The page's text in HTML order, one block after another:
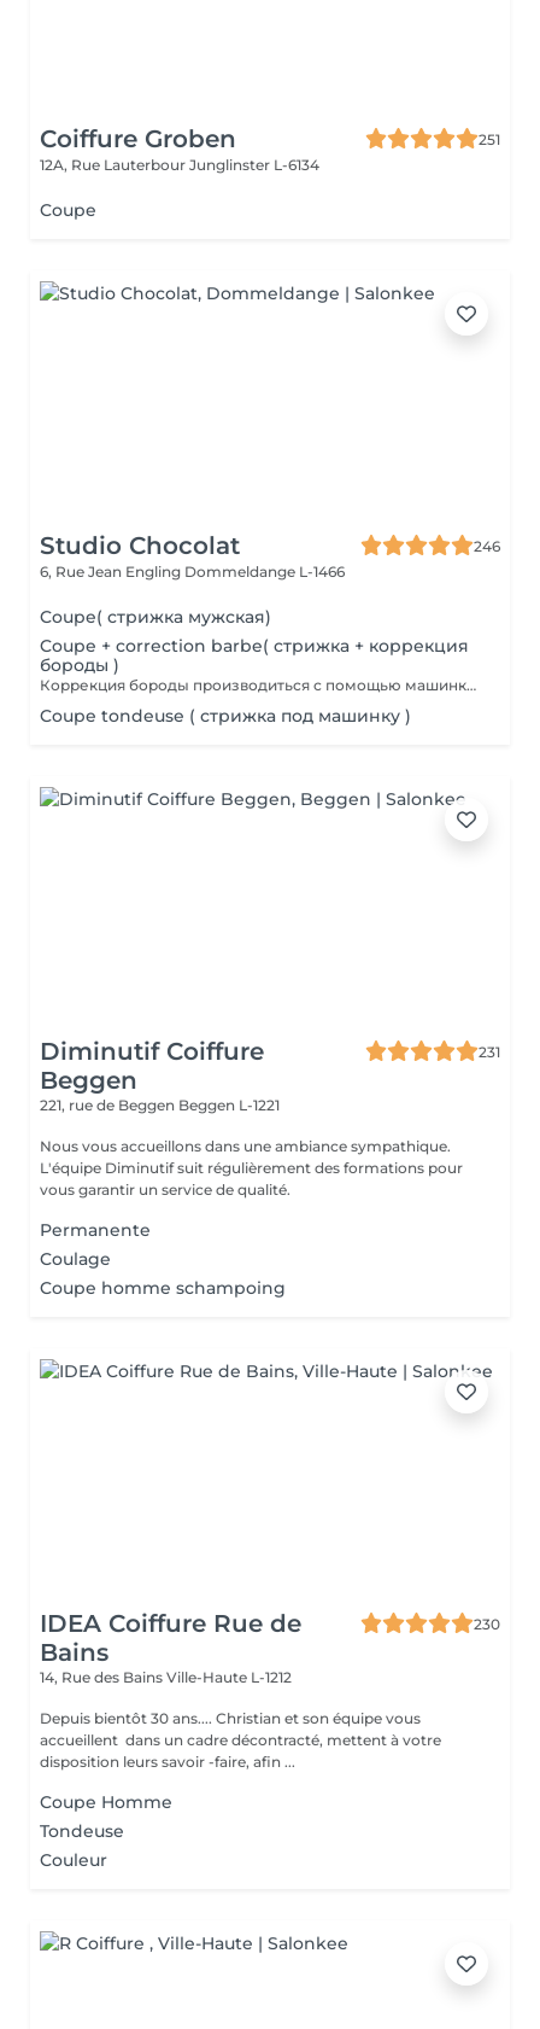
Coiffure Groben
251
12A, Rue Lauterbour Junglinster L-6134
Coupe
Studio Chocolat
246
6, Rue Jean Engling Dommeldange L-1466
Coupe( стрижка мужская)
Coupe + correction barbe( стрижка + коррекция
бороды )
Коррекция бороды производиться с помощью машинки для стрижки волос.
Coupe tondeuse ( стрижка под машинку )
Diminutif Coiffure
Beggen
231
221, rue de Beggen Beggen L-1221
Nous vous accueillons dans une ambiance sympathique.
L'équipe Diminutif suit régulièrement des formations pour
vous garantir un service de qualité.
Permanente
Coulage
Coupe homme schampoing
IDEA Coiffure Rue de
Bains
230
14, Rue des Bains Ville-Haute L-1212
Depuis bientôt 30 ans.... Christian et son équipe vous
accueillent dans un cadre décontracté, mettent à votre
disposition leurs savoir -faire, afin ...
Coupe Homme
Tondeuse
Couleur